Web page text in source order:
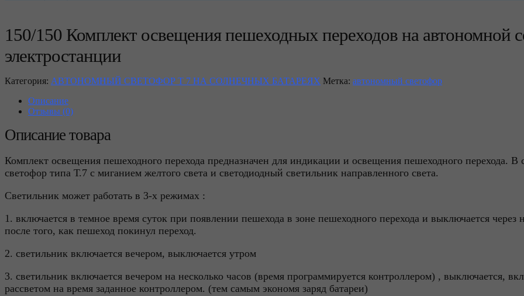
150/150 Комплект освещения пешеходных переходов на автономной
электростанции
Категория: АВТОНОМНЫЙ СВЕТОФОР Т 7 НА СОЛНЕЧНЫХ БАТАРЕЯХ Метка: автономный светофор
Описание
Отзывы (0)
Описание товара
Комплект освещения пешеходного перехода предназначен для индикации и освещения пешеходного перехода. В
светофор типа Т.7 с миганием желтого света и светодиодный светильник направленного света.
Светильник может работать в 3-х режимах :
1. включается в темное время суток при появлении пешехода в зоне пешеходного перехода и выключается через
после того, как пешеход покинул переход.
2. светильник включается вечером, выключается утром
3. светильник включается вечером на несколько часов (время программируется контроллером) , выключается,
рассветом на время заданное контроллером. (тем самым экономя заряд батареи)